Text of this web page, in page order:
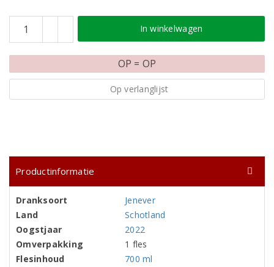
In winkelwagen
OP = OP
Op verlanglijst
Productinformatie
Dranksoort
Jenever
Land
Schotland
Oogstjaar
2022
Omverpakking
1 fles
Flesinhoud
700 ml